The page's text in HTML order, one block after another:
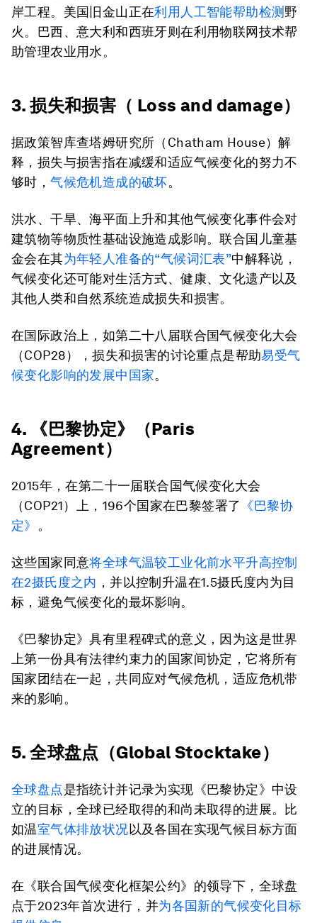
岸工程。美国旧金山正在利用人工智能帮助检测 野
火。巴西、意大利和西班牙则在利用物联网技术帮
助管理农业用水。
3. 损失和损害（ Loss and damage）
据政策智库查塔姆研究所（Chatham House）解
释，损失与损害指在减缓和适应气候变化的努力不
够时，气候危机造成的破坏。
洪水、干旱、海平面上升和其他气候变化事件会对
建筑物等物质性基础设施造成影响。联合国儿童基
金会在其为年轻人准备的“气候词汇表”中解释说，
气候变化还可能对生活方式、健康、文化遗产以及
其他人类和自然系统造成损失和损害。
在国际政治上，如第二十八届联合国气候变化大会
（COP28），损失和损害的讨论重点是帮助易受气
候变化影响的发展中国家。
4. 《巴黎协定》（Paris
Agreement）
2015年，在第二十一届联合国气候变化大会
（COP21）上，196个国家在巴黎签署了 《巴黎协
定》
。
这些国家同意将全球气温较工业化前水平升高控制
在2摄氏度之内 ，并以控制升温在1.5摄氏度内为目
标，避免气候变化的最坏影响。
《巴黎协定》具有里程碑式的意义，因为这是世界
上第一份具有法律约束力的国家间协定，它将所有
国家团结在一起，共同应对气候危机，适应危机带
来的影响。
5. 全球盘点（Global Stocktake）
全球盘点是指统计并记录为实现《巴黎协定》中设
立的目标，全球已经取得的和尚未取得的进展。比
如温室气体排放状况以及各国在实现气候目标方面
的进展情况。
在《联合国气候变化框架公约》的领导下，全球盘
点于2023年首次进行，并为各国新的气候变化目标